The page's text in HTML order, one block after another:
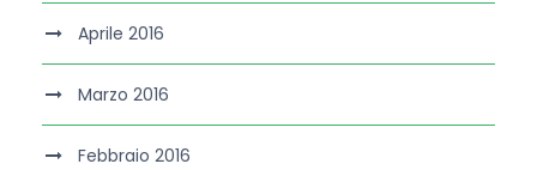
Aprile 2016
Marzo 2016
Febbraio 2016